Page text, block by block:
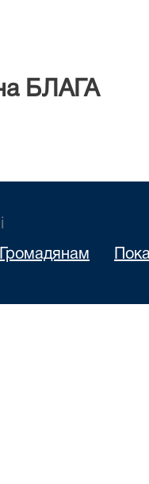
БЛАГА
Громадянам